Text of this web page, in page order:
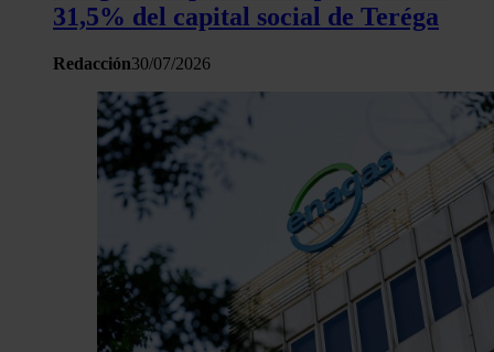
31,5% del capital social de Teréga
Redacción30/07/2026